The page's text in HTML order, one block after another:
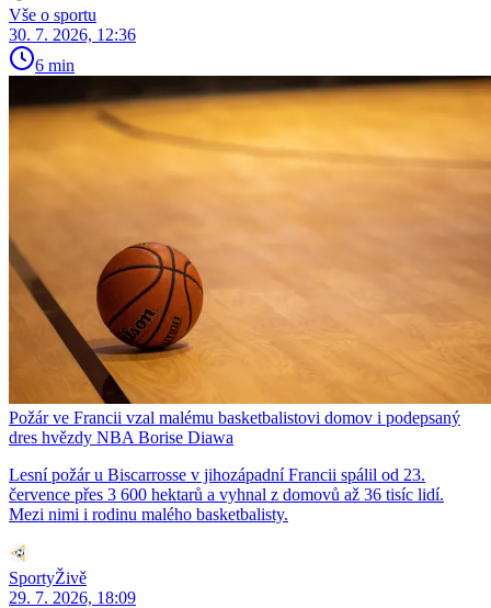
Vše o sportu
30. 7. 2026, 12:36
6 min
Požár ve Francii vzal malému basketbalistovi domov i podepsaný
dres hvězdy NBA Borise Diawa
Lesní požár u Biscarrosse v jihozápadní Francii spálil od 23.
července přes 3 600 hektarů a vyhnal z domovů až 36 tisíc lidí.
Mezi nimi i rodinu malého basketbalisty.
SportyŽivě
29. 7. 2026, 18:09